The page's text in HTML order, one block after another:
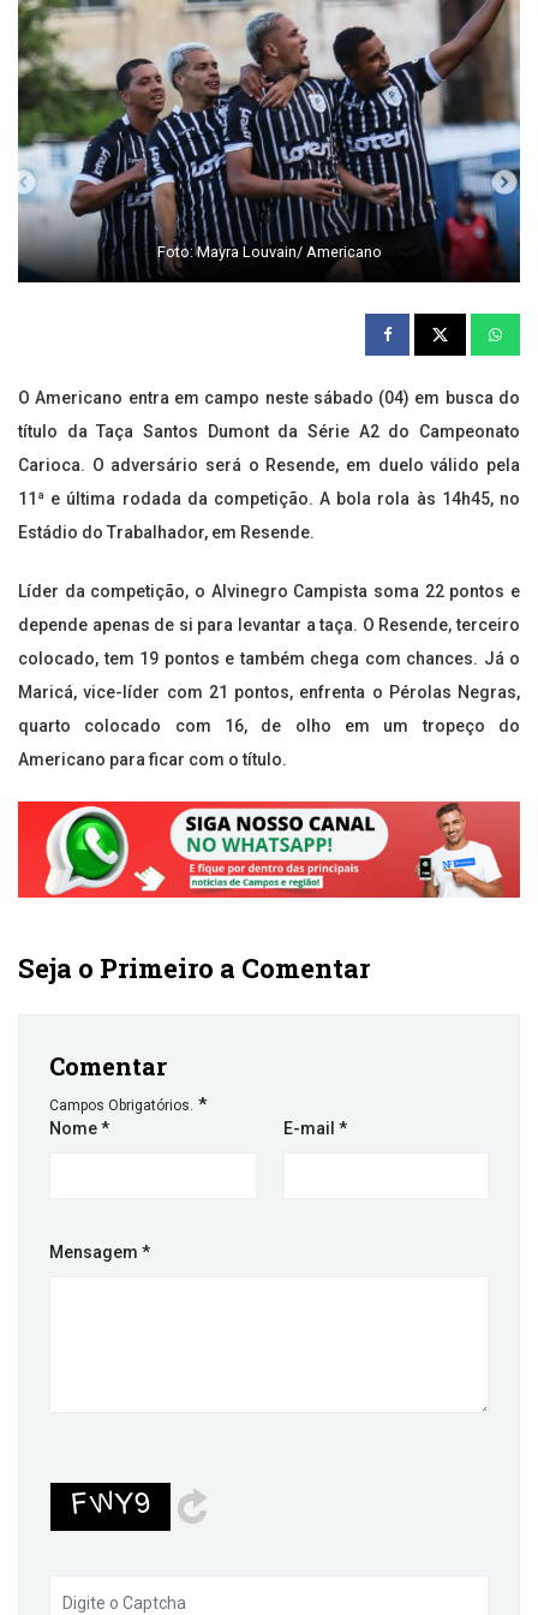
Foto: Mayra Louvain/ Americano
O Americano entra em campo neste sábado (04) em busca do
título da Taça Santos Dumont da Série A2 do Campeonato
Carioca. O adversário será o Resende, em duelo válido pela
11ª e última rodada da competição. A bola rola às 14h45, no
Estádio do Trabalhador, em Resende.
Líder da competição, o Alvinegro Campista soma 22 pontos e
depende apenas de si para levantar a taça. O Resende, terceiro
colocado, tem 19 pontos e também chega com chances. Já o
Maricá, vice-líder com 21 pontos, enfrenta o Pérolas Negras,
quarto colocado com 16, de olho em um tropeço do
Americano para ficar com o título.
Seja o Primeiro a Comentar
Comentar
Campos Obrigatórios. *
Nome* E-mail *
Mensagem *